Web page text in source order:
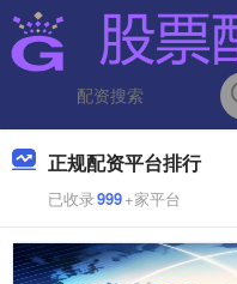
正规配资平台排行
已收录999+家平台